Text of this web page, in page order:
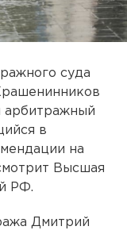
суда
арбитражный
в
на
Высшая
РФ.
Дмитрий